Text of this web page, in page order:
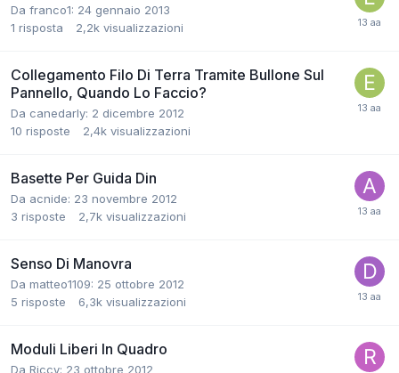
Da franco1: 24 gennaio 2013
1 risposta 2,2k visualizzazioni
Collegamento Filo Di Terra Tramite Bullone Sul
Pannello, Quando Lo Faccio?
Da canedarly: 2 dicembre 2012
10 risposte 2,4k visualizzazioni
Basette Per Guida Din
Da acnide: 23 novembre 2012
3 risposte 2,7k visualizzazioni
Senso Di Manovra
Da matteo1109: 25 ottobre 2012
5 risposte 6,3k visualizzazioni
Moduli Liberi In Quadro
Da Riccy: 23 ottobre 2012